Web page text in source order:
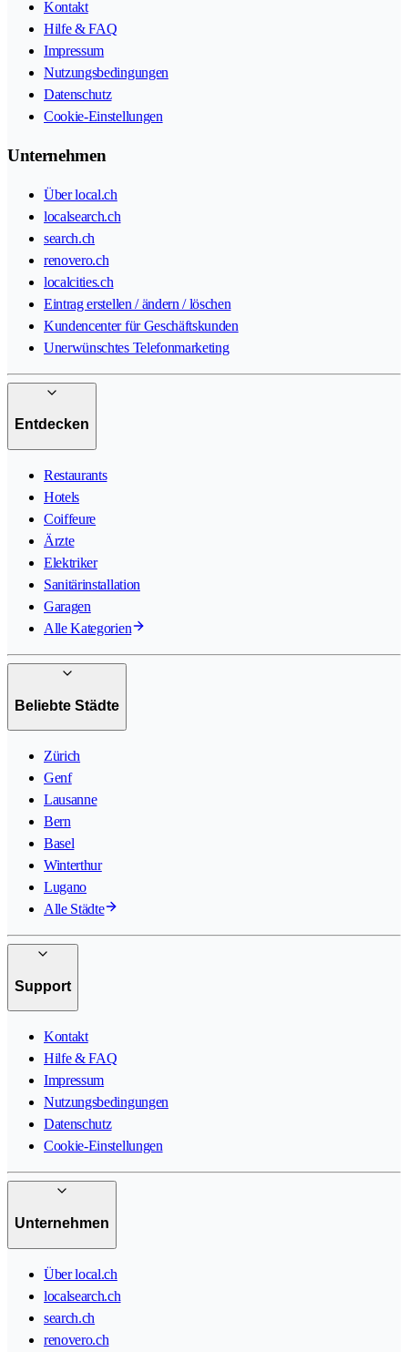
Kontakt
Hilfe & FAQ
Impressum
Nutzungsbedingungen
Datenschutz
Cookie-Einstellungen
Unternehmen
Über local.ch
localsearch.ch
search.ch
renovero.ch
localcities.ch
Eintrag erstellen / ändern / löschen
Kundencenter für Geschäftskunden
Unerwünschtes Telefonmarketing
Entdecken
Restaurants
Hotels
Coiffeure
Ärzte
Elektriker
Sanitärinstallation
Garagen
Alle Kategorien
Beliebte Städte
Zürich
Genf
Lausanne
Bern
Basel
Winterthur
Lugano
Alle Städte
Support
Kontakt
Hilfe & FAQ
Impressum
Nutzungsbedingungen
Datenschutz
Cookie-Einstellungen
Unternehmen
Über local.ch
localsearch.ch
search.ch
renovero.ch